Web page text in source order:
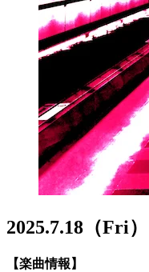
2025.7.18（Fri
【楽曲情報】